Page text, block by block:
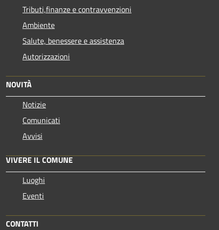
Tributi,finanze e contravvenzioni
Ambiente
Salute, benessere e assistenza
Autorizzazioni
NOVITÀ
Notizie
Comunicati
Avvisi
VIVERE IL COMUNE
Luoghi
Eventi
CONTATTI